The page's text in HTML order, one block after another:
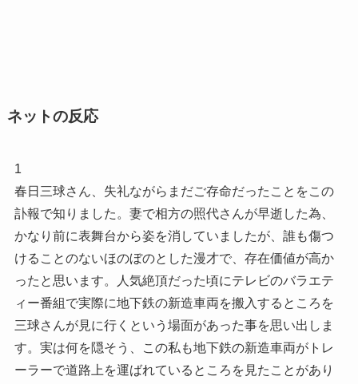
ネットの反応
1
春日三球さん、失礼ながらまだご存命だったことをこの
訃報で知りました。妻で相方の照代さんが早逝した為、
かなり前に表舞台から姿を消していましたが、誰も傷つ
けることのないほのぼのとした漫才で、存在価値が高か
ったと思います。人気絶頂だった頃にテレビのバラエテ
ィー番組で実際に地下鉄の新造車両を搬入するところを
三球さんが見に行くという場面があった事を思い出しま
す。実は何を隠そう、この私も地下鉄の新造車両がトレ
ーラーで道路上を運ばれているところを見たことがあり